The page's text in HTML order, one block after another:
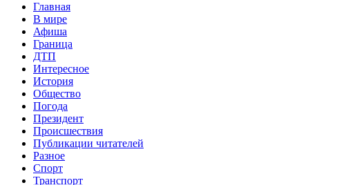
Главная
В мире
Афиша
Граница
ДТП
Интересное
История
Общество
Погода
Президент
Происшествия
Публикации читателей
Разное
Спорт
Транспорт